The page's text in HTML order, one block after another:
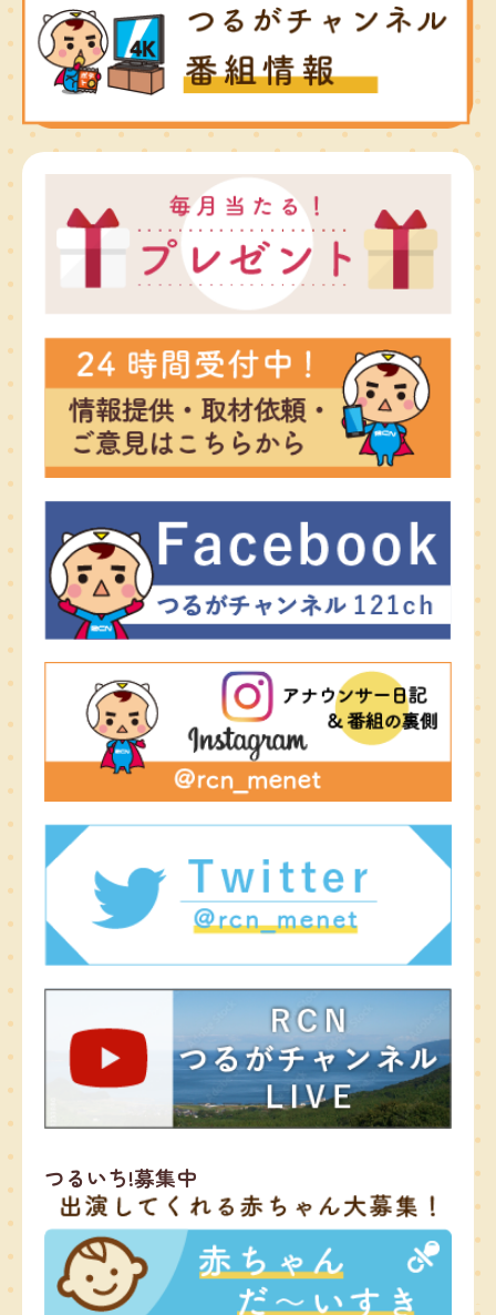
つるいち!募集中